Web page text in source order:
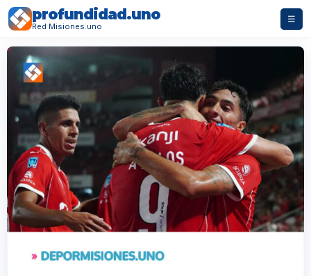
profundidad.uno
Red Misiones.uno
☰